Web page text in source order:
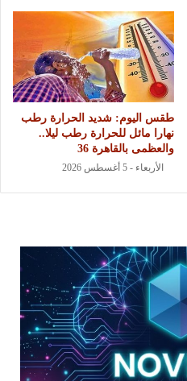
طقس اليوم: شديد الحرارة رطب
نهارا مائل للحرارة رطب ليلا..
والعظمى بالقاهرة 36
الأربعاء - 5 أغسطس 2026